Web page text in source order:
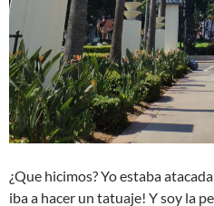
¿Que hicimos? Yo estaba
iba a hacer un tatuaje! Y soy la